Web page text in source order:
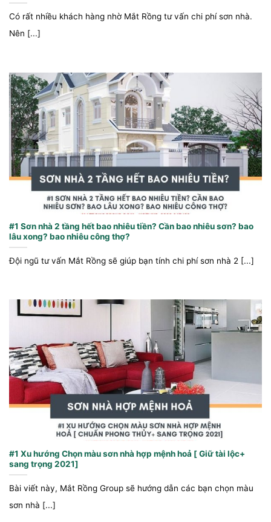
Có rất nhiều khách hàng nhờ Mắt Rồng tư vấn chi phí sơn nhà.
Nên [...]
#1 Sơn nhà 2 tầng hết bao nhiêu tiền? Cần bao nhiêu sơn? bao
lâu xong? bao nhiêu công thợ?
Đội ngũ tư vấn Mắt Rồng sẽ giúp bạn tính chi phí sơn nhà 2 [...]
#1 Xu hướng Chọn màu sơn nhà hợp mệnh hoả [ Giữ tài lộc+
sang trọng 2021]
Bài viết này, Mắt Rồng Group sẽ hướng dẫn các bạn chọn màu
sơn nhà [...]